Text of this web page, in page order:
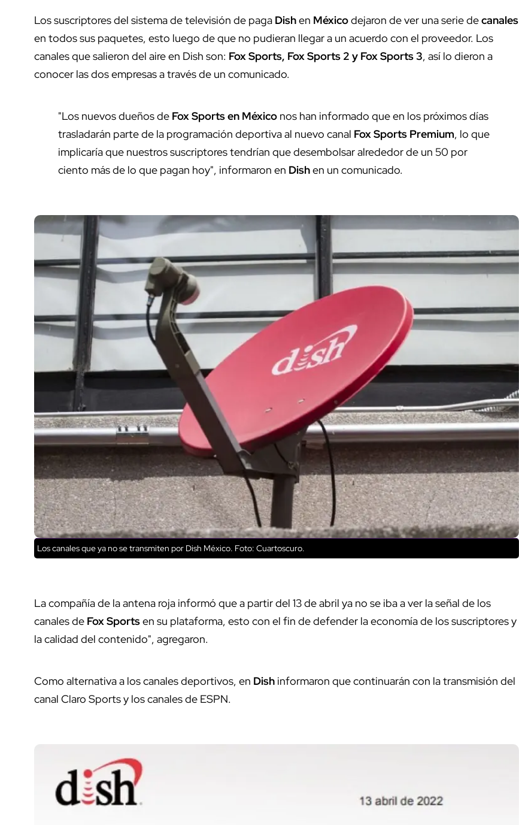
Los suscriptores del sistema de televisión de paga Dishen Méxicodejaron de ver una serie decanales
en todos sus paquetes, esto luego de que no pudieran llegar a un acuerdo con el proveedor. Los
canales que salieron del aire en Dish son: Fox Sports, Fox Sports 2 y Fox Sports 3, así lo dieron a
conocer las dos empresas a través de un comunicado.
"Los nuevos dueños de Fox Sports en México nos han informado que en los próximos días
trasladarán parte de la programación deportiva al nuevo canal Fox Sports Premium, lo que
implicaría que nuestros suscriptores tendrían que desembolsar alrededor de un 50 por
ciento más de lo que pagan hoy", informaron en Dishen un comunicado.
Los canales que ya no se transmiten por Dish México. Foto: Cuartoscuro.
La compañía de la antena roja informó que a partir del 13 de abril ya no se iba a ver la señal de los
canales de Fox Sportsen su plataforma, esto con el fin de defender la economía de los suscriptores y
la calidad del contenido", agregaron.
Como alternativa a los canales deportivos, en Dish informaron que continuarán con la transmisión del
canal Claro Sports y los canales de ESPN.